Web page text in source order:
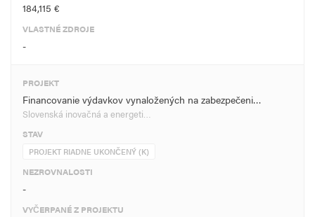
184,115 €
VLASTNÉ ZDROJE
-
PROJEKT
Financovanie výdavkov vynaložených na zabezpečeni…
Slovenská inovačná a energeti…
STAV
PROJEKT RIADNE UKONČENÝ (K)
NEZROVNALOSTI
-
VYČERPANÉ Z PROJEKTU